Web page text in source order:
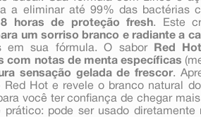
a eliminar até 99% das bactérias
horas de proteção fresh. Este
um sorriso branco e radiante a
em sua fórmula. O sabor
Red
com notas de menta específicas
sensação gelada de frescor.
Red Hot e revele o branco natural
você ter confiança de chegar mais
pode ser usado diretamente